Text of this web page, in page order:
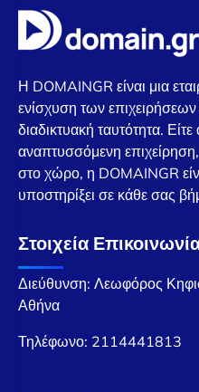
Η DOMAINGR είναι μια
ενίσχυση των επιχειρήσεων
διαδικτυακή ταυτότητα.
αναπτυσσόμενη επιχείρηση,
στο χώρο, η DOMAINGR
υποστηρίξει σε κάθε σας
Στοιχεία
Διεύθυνση: Λεωφόρος
Αθήνα
Τηλέφωνο: 2114441813